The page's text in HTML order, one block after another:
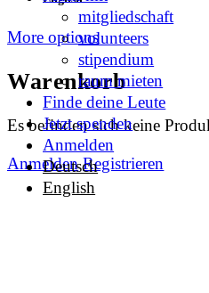
More options
Warenkorb
Es befinden sich keine
Anmelden Registrieren
mitgliedschaft
volunteers
stipendium
raum mieten
Finde deine Leute
Jetzt spenden
Anmelden
Deutsch
English